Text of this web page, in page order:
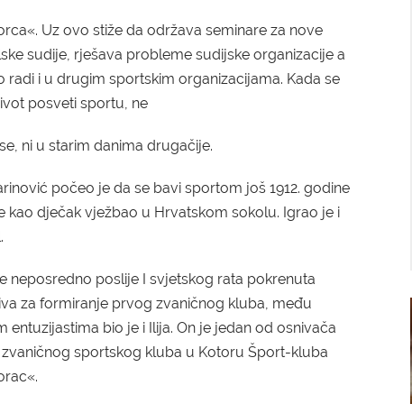
Uz ovo stiže da održava seminare za nove
sudije, rješava probleme sudijske organizacije a
radi i u drugim sportskim organizacijama. Kada se
posveti sportu, ne
ni u starim danima drugačije.
počeo je da se bavi sportom još 1912. godine
kao dječak vježbao u Hrvatskom sokolu. Igrao je i
neposredno poslije I svjetskog rata pokrenuta
za formiranje prvog zvaničnog kluba, među
entuzijastima bio je i Ilija. On je jedan od osnivača
sportskog kluba u Kotoru Šport-kluba